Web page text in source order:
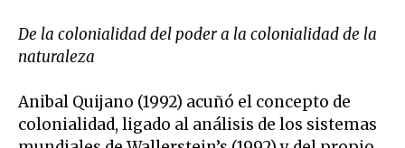
De la colonialidad del poder a la colonialidad de la
naturaleza
Anibal Quijano (1992) acuñó el concepto de
colonialidad, ligado al análisis de los sistemas